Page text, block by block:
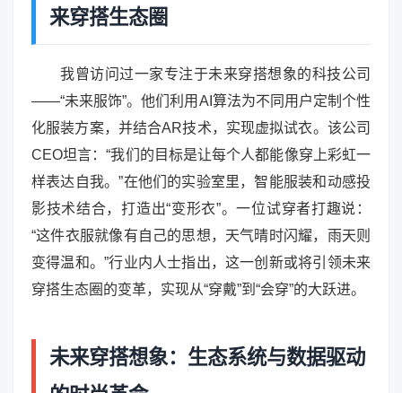
来穿搭生态圈
我曾访问过一家专注于未来穿搭想象的科技公司
——“未来服饰”。他们利用AI算法为不同用户定制个性
化服装方案，并结合AR技术，实现虚拟试衣。该公司
CEO坦言：“我们的目标是让每个人都能像穿上彩虹一
样表达自我。”在他们的实验室里，智能服装和动感投
影技术结合，打造出“变形衣”。一位试穿者打趣说：
“这件衣服就像有自己的思想，天气晴时闪耀，雨天则
变得温和。”行业内人士指出，这一创新或将引领未来
穿搭生态圈的变革，实现从“穿戴”到“会穿”的大跃进。
未来穿搭想象：生态系统与数据驱动